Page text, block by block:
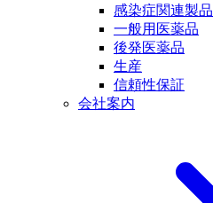
感染症関連製品
一般用医薬品
後発医薬品
生産
信頼性保証
会社案内